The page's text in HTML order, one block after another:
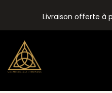
Livraison offerte à